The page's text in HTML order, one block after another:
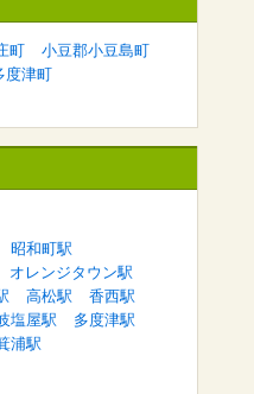
町
小豆郡小豆島町
度津町
昭和町駅
オレンジタウン駅
高松駅
香西駅
塩屋駅
多度津駅
浦駅